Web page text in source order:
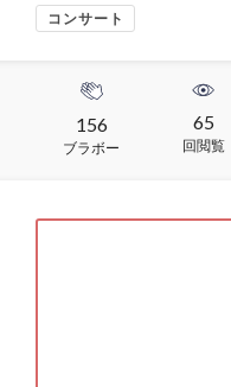
コンサート
156
ブラボー
65
回閲覧